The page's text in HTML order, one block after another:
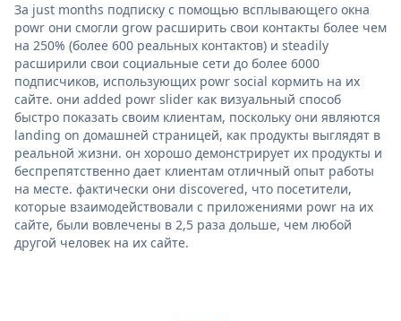
За just months подписку с помощью всплывающего окна
powr они смогли grow расширить свои контакты более чем
на 250% (более 600 реальных контактов) и steadily
расширили свои социальные сети до более 6000
подписчиков, использующих powr social кормить на их
сайте. они added powr slider как визуальный способ
быстро показать своим клиентам, поскольку они являются
landing on домашней страницей, как продукты выглядят в
реальной жизни. он хорошо демонстрирует их продукты и
беспрепятственно дает клиентам отличный опыт работы
на месте. фактически они discovered, что посетители,
которые взаимодействовали с приложениями powr на их
сайте, были вовлечены в 2,5 раза дольше, чем любой
другой человек на их сайте.